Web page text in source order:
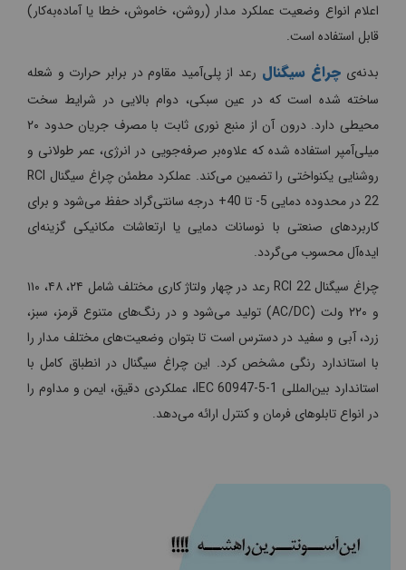
اعلام انواع وضعیت عملکرد مدار (روشن، خاموش، خطا یا آماده‌به‌کار)
قابل استفاده است.
بدنه‌ی چراغ سیگنال رعد از پلی‌آمید مقاوم در برابر حرارت و شعله
ساخته شده است که در عین سبکی، دوام بالایی در شرایط سخت
محیطی دارد. درون آن از منبع نوری ثابت با مصرف جریان حدود ۲۰
میلی‌آمپر استفاده شده که علاوه‌بر صرفه‌جویی در انرژی، عمر طولانی و
روشنایی یکنواختی را تضمین می‌کند. عملکرد مطمئن چراغ سیگنال RCI
22 در محدوده دمایی 5- تا 40+ درجه سانتی‌گراد حفظ می‌شود و برای
کاربردهای صنعتی با نوسانات دمایی یا ارتعاشات مکانیکی گزینه‌ای
ایده‌آل محسوب می‌گردد.
چراغ سیگنال RCI 22 رعد در چهار ولتاژ کاری مختلف شامل ۲۴، ۴۸، ۱۱۰
و ۲۲۰ ولت (AC/DC) تولید می‌شود و در رنگ‌های متنوع قرمز، سبز،
زرد، آبی و سفید در دسترس است تا بتوان وضعیت‌های مختلف مدار را
با استاندارد رنگی مشخص کرد. این چراغ سیگنال در انطباق کامل با
استاندارد بین‌المللی IEC 60947-5-1، عملکردی دقیق، ایمن و مداوم را
در انواع تابلوهای فرمان و کنترل ارائه می‌دهد.